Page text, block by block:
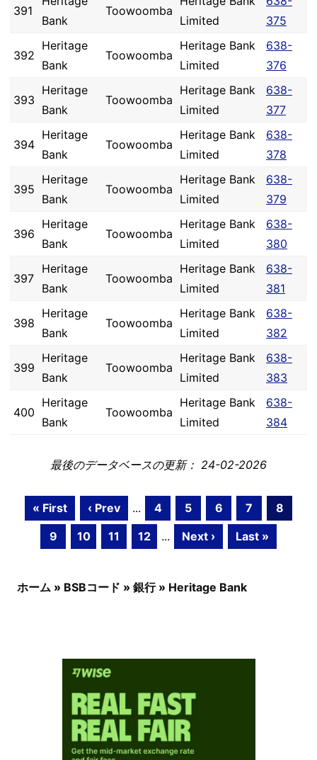
391
Bank
Toowoomba
Limited
375
392
Heritage
Bank
Toowoomba
Heritage Bank
Limited
638-
376
393
Heritage
Bank
Toowoomba
Heritage Bank
Limited
638-
377
394
Heritage
Bank
Toowoomba
Heritage Bank
Limited
638-
378
395
Heritage
Bank
Toowoomba
Heritage Bank
Limited
638-
379
396
Heritage
Bank
Toowoomba
Heritage Bank
Limited
638-
380
397
Heritage
Bank
Toowoomba
Heritage Bank
Limited
638-
381
398
Heritage
Bank
Toowoomba
Heritage Bank
Limited
638-
382
399
Heritage
Bank
Toowoomba
Heritage Bank
Limited
638-
383
400
Heritage
Bank
Toowoomba
Heritage Bank
Limited
638-
384
最後のデータベースの更新： 24-02-2026
« First ‹ Prev ... 4 5 6 7
8
9
10 11 12 ... Next › Last »
ホーム » BSBコード » 銀行» Heritage Bank